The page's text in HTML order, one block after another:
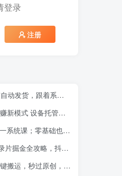
登录
注册
系统学拼多多虚拟月入1-5万
管运行，解放双手持续变现
实战，从核心概念到Coze工作流搭建完整覆盖
轻松涨粉变现，拿创作者伙伴计划收益【文档】
手就能做，每天稳定200+【揭秘】